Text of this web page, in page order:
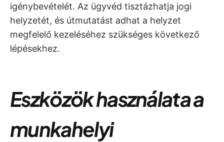
igénybevételét. Az ügyvéd tisztázhatja jogi
helyzetét, és útmutatást adhat a helyzet
megfelelő kezeléséhez szükséges következő
lépésekhez.
Eszközök használata a
munkahelyi